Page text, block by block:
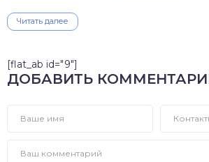
Читать далее
[flat_ab id="9"]
ДОБАВИТЬ